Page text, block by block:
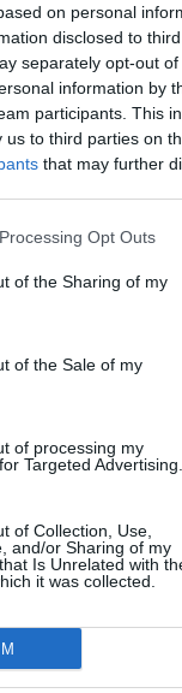
on personal
disclosed to
separately opt-out
information by
participants. This
us to third parties on
that may further
Opt Outs
of the Sharing of my
of the Sale of my
of processing my
Targeted Advertising.
of Collection, Use,
and/or Sharing of my
Is Unrelated with
it was collected.
τη δημοσίευση στο
Copy Link